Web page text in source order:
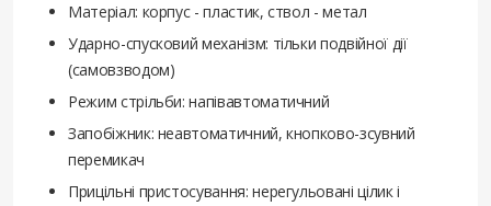
Матеріал: корпус - пластик, ствол - метал
Ударно-спусковий механізм: тільки подвійної дії
(самовзводом)
Режим стрільби: напівавтоматичний
Запобіжник: неавтоматичний, кнопково-зсувний
перемикач
Прицільні пристосування: нерегульовані цілик і